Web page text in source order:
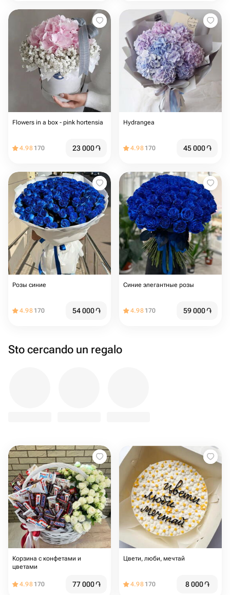
Flowers in a box - pink hortensia
4.98 170 23 000֏
Hydrangea
4.98 170 45 000֏
Розы синие
4.98 170 54 000֏
Синие элегантные розы
4.98 170 59 000֏
Sto cercando un regalo
Корзина с конфетами и
цветами
4.98 170 77 000֏
Цвети, люби, мечтай
4.98 170 8 000֏